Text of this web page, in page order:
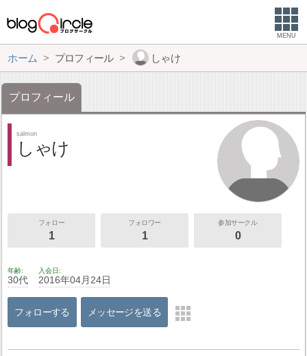
MENU
ホーム プロフィール しゃけ
プロフィール
salmon
しゃけ
フォロー
1
フォロワー
1
参加サークル
0
年齢
30代
入会日
2016年04月24日
フォローする メッセージを送る